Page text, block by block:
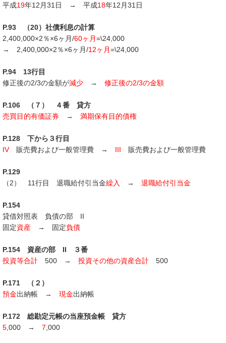
平成19年12月31日 → 平成18年12月31日
P.93 （20）社債利息の計算
2,400,000×2％×6ヶ月/60ヶ月=\24,000
→ 2,400,000×2％×6ヶ月/12ヶ月=\24,000
P.94 13行目
修正後の2/3の金額が減少 → 修正後の2/3の金額
P.106 （７） ４番 貸方
売買目的有価証券 → 満期保有目的債権
P.128 下から３行目
IV販売費および一般管理費 → III 販売費および一般管理費
P.129
（2） 11行目 退職給付引当金繰入 → 退職給付引当金
P.154
貸借対照表 負債の部 II
固定資産 → 固定負債
P.154 資産の部 II ３番
投資等合計 500 → 投資その他の資産合計 500
P.171 （２）
預金出納帳 → 現金出納帳
P.172 総勘定元帳の当座預金帳 貸方
5 ,000 → 7 ,000